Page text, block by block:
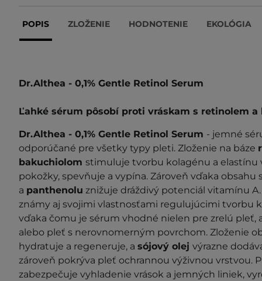
POPIS ZLOŽENIE HODNOTENIE EKOLÓGIA
Dr.Althea - 0,1% Gentle Retinol Serum
Ľahké sérum pôsobí proti vráskam s retinolem a
Dr.Althea - 0,1% Gentle Retinol Serum - jemné
odporúčané pre všetky typy pleti. Zloženie na báze
bakuchiolom stimuluje tvorbu kolagénu a elastínu
pokožky, spevňuje a vypína. Zároveň vďaka
a panthenolu znižuje dráždivý potenciál vitamínu
známy aj svojimi vlastnosťami regulujúcimi tvorbu
vďaka čomu je sérum vhodné nielen pre zrelú pleť,
alebo pleť s nerovnomerným povrchom. Zloženie
hydratuje a regeneruje, a sójový olej výrazne
zároveň pokrýva pleť ochrannou výživnou vrstvou.
zabezpečuje vyhladenie vrások a jemných liniek,